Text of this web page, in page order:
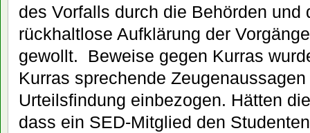
des Vorfalls durch die Behörden und
rückhaltlose Aufklärung der
gewollt. Beweise gegen Kurras
Kurras sprechende
Urteilsfindung einbezogen. Hätten
dass ein SED-Mitglied den